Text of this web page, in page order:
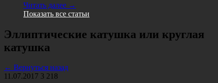
Читать далее →
Показать все статьи
Эллиптические катушка или круглая
катушка
← Вернуться назад
11.07.2017 3 218